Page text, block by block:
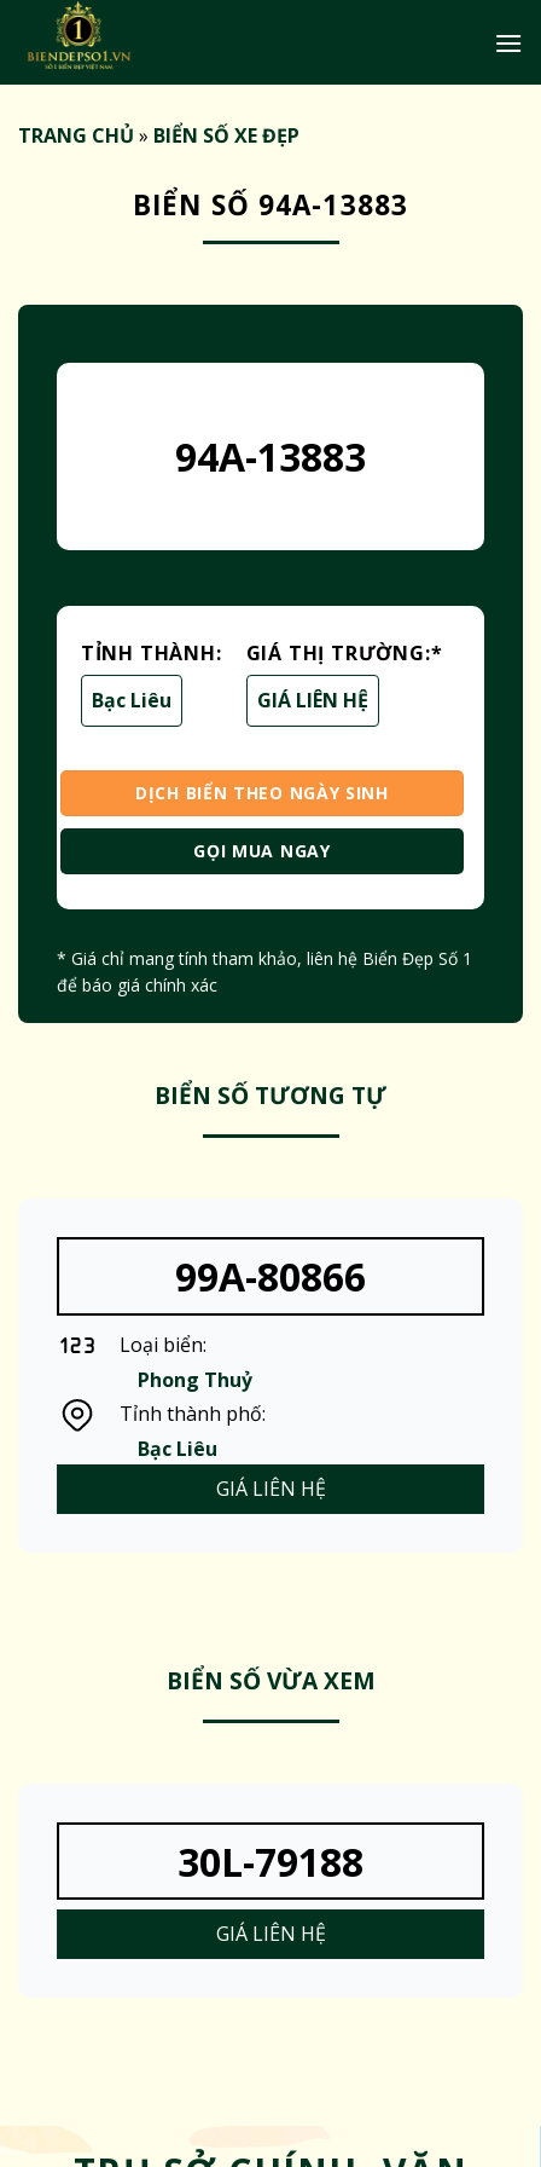
TRANG CHỦ » BIỂN SỐ XE ĐẸP
BIỂN SỐ 94A-13883
94A-13883
TỈNH THÀNH:
Bạc Liêu
GIÁ THỊ TRƯỜNG:*
GIÁ LIÊN HỆ
DỊCH BIỂN THEO NGÀY SINH
GỌI MUA NGAY
* Giá chỉ mang tính tham khảo, liên hệ Biển Đẹp Số 1
để báo giá chính xác
BIỂN SỐ TƯƠNG TỰ
99A-80866
Loại biển:
Phong Thuỷ
Tỉnh thành phố:
Bạc Liêu
GIÁ LIÊN HỆ
BIỂN SỐ VỪA XEM
30L-79188
GIÁ LIÊN HỆ